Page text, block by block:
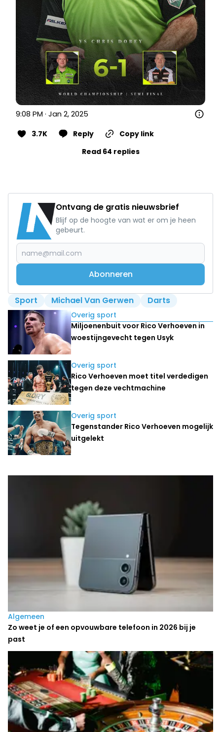
9:08 PM · Jan 2, 2025
3.7K Reply
Copy link
Read 64 replies
Ontvang de gratis nieuwsbrief
Blijf op de hoogte van wat er om je heen
gebeurt.
Abonneren
Sport Michael Van Gerwen Darts
Lees ook
Overig sport
Miljoenenbuit voor Rico Verhoeven in
woestijngevecht tegen Usyk
Overig sport
Rico Verhoeven moet titel verdedigen
tegen deze vechtmachine
Overig sport
Tegenstander Rico Verhoeven mogelijk
uitgelekt
Laatste nieuws
Algemeen
Zo weet je of een opvouwbare telefoon in 2026 bij je
past